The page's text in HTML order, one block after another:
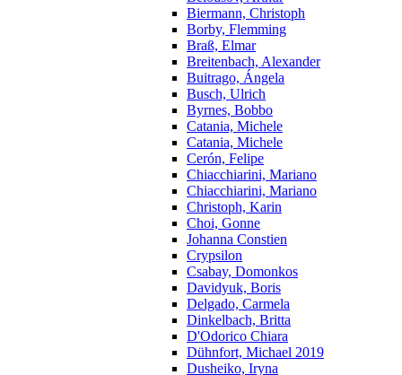
Biermann, Christoph
Borby, Flemming
Braß, Elmar
Breitenbach, Alexander
Buitrago, Ángela
Busch, Ulrich
Byrnes, Bobbo
Catania, Michele
Catania, Michele
Cerón, Felipe
Chiacchiarini, Mariano
Chiacchiarini, Mariano
Christoph, Karin
Choi, Gonne
Johanna Constien
Crypsilon
Csabay, Domonkos
Davidyuk, Boris
Delgado, Carmela
Dinkelbach, Britta
D'Odorico Chiara
Dühnfort, Michael 2019
Dusheiko, Iryna